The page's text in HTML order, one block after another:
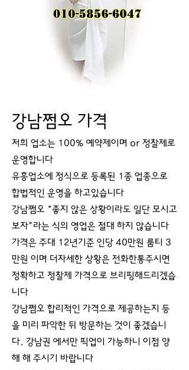
강남쩜오 가격
저희 업소는 100% 예약제이며 or 정찰제로
운영합니다
유흥업소에 정식으로 등록된 1종 업종으로
합법적인 운영을 하고있습니다
강남쩜오 “좋지 않은 상황이라도 일단 모시고
보자”라는 식의 영업은 절대 하지 않습니다
가격은 주대 12년기준 인당 40만원 룸티 3
만원 이며 더자세한 상황은 전화한통주시면
정확하고 정찰제 가격으로 브리핑해드리겠습
니다
강남쩜오 합리적인 가격으로 제공하는지 등
을 미리 파악한 뒤 방문하는 것이 좋겠습니
다. 강남권 에서만 픽업이 가능하니 이점 양
해 해 주시기 바랍니다